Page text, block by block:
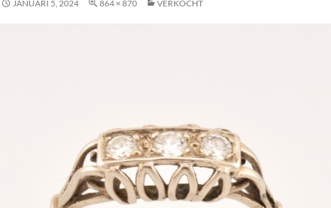
JANUARI 5, 2024 864 × 870 VERKOCHT